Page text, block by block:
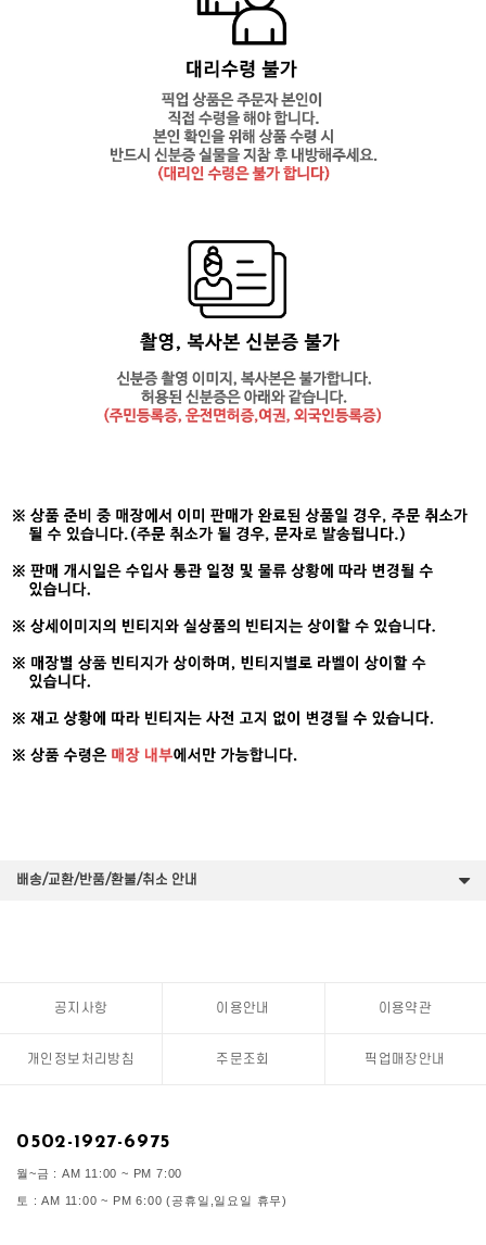
배송/교환/반품/환불/취소 안내
공지사항 이용안내 이용약관
개인정보처리방침 주문조회 픽업매장안내
0502-1927-6975
월~금 : AM 11:00 ~ PM 7:00
토 : AM 11:00 ~ PM 6:00 (공휴일,일요일 휴무)